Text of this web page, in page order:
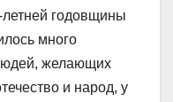
годовщины
много
желающих
и народ, у